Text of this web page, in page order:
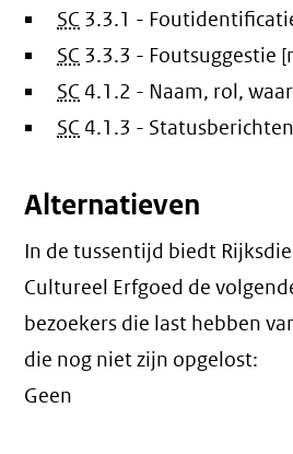
SC 3.3.1 -
SC 3.3.3 - Foutsuggestie
SC 4.1.2 - Naam, rol,
SC 4.1.3 -
Alternatieven
In de tussentijd biedt
Cultureel Erfgoed de
bezoekers die last hebben
die nog niet zijn opgelost:
Geen